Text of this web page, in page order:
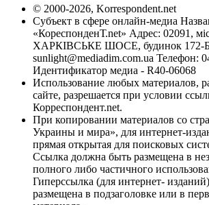
© 2000-2026, Korrespondent.net
Субъект в сфере онлайн-медиа
«КореспонденТ.net» Адрес: 02091,
ХАРКІВСЬКЕ ШОСЕ, будинок 172-Б,
sunlight@mediadim.com.ua Телефон:
Идентификатор медиа - R40-06068
Использование любых материалов,
сайте, разрешается при условии
Корреспондент.net.
При копировании материалов со
Украины и мира», для интернет-
прямая открытая для поисковых
Ссылка должна быть размещена в
полного либо частичного
Гиперссылка (для интернет-
размещена в подзаголовке или в